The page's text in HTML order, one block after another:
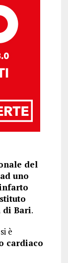
del
uno
di Bari.
è
cardiaco